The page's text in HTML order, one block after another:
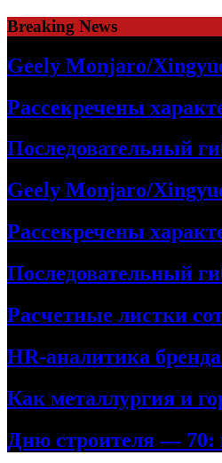
Skip
to
content
Breaking News
Geely Monjaro/
Рассекречены
Последовательный
Geely Monjaro/
Рассекречены
Последовательный
Расчетные листки
HR-аналитика
Как металлургия и
Дню строителя — 70: